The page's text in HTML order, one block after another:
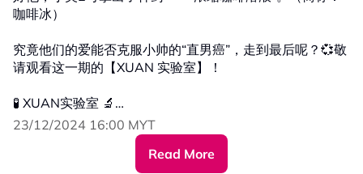
咖啡冰）
究竟他们的爱能否克服小帅的“直男癌”，走到最后呢？💞敬
请观看这一期的【XUAN 实验室】！
🧪 XUAN实验室 🔬
🧬 上线平台：XUAN YouTube & xuan.com.my
23/12/2024 16:00 MYT
Read More